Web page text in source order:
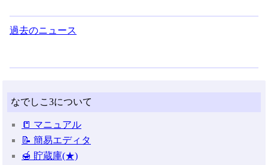
過去のニュース
なでしこ3について
📒 マニュアル
📝 簡易エディタ
🍯 貯蔵庫(★)